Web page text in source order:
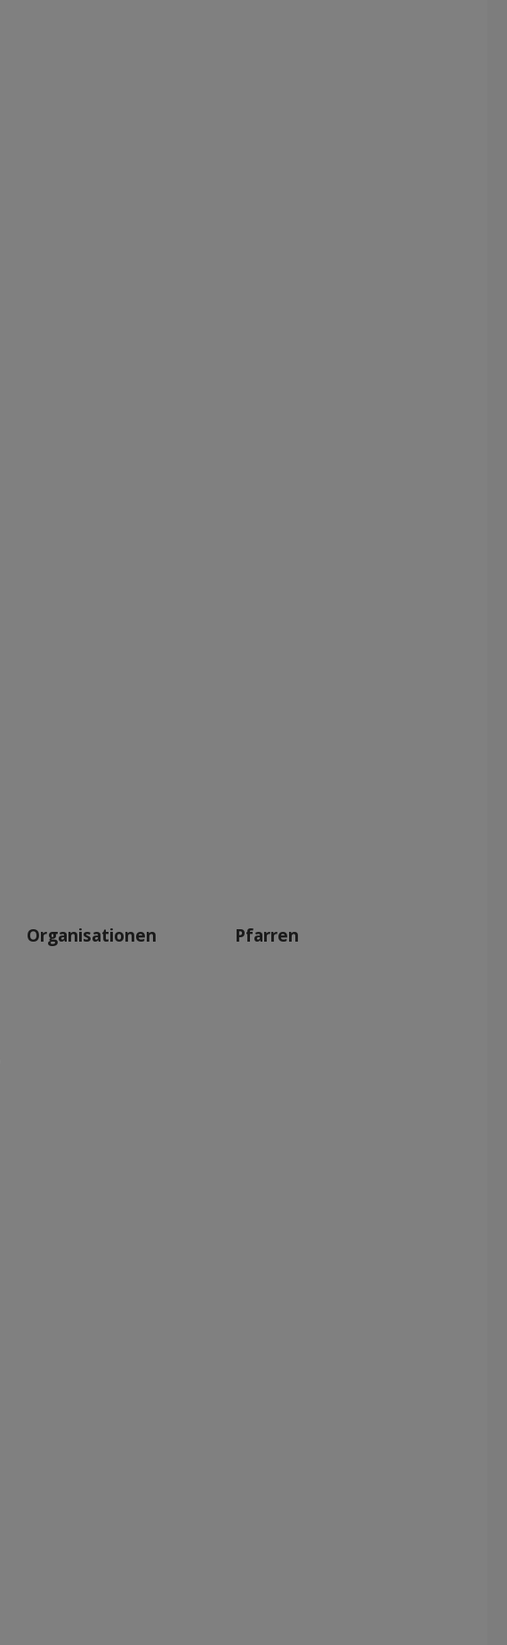
Organisationen Pfarren